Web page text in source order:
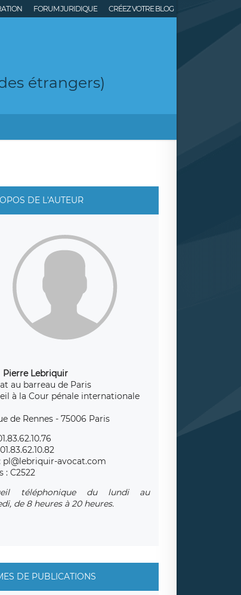
FORUM JURIDIQUE CRÉEZ VOTRE BLOG
étrangers)
DE L'AUTEUR
Pierre Lebriquir
au barreau de Paris
à la Cour pénale internationale
de Rennes - 75006 Paris
pl@lebriquir-avocat.com
: C2522
téléphonique du lundi au
de 8 heures à 20 heures.
DE PUBLICATIONS